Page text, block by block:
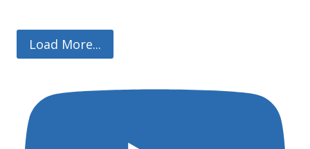
Load More...